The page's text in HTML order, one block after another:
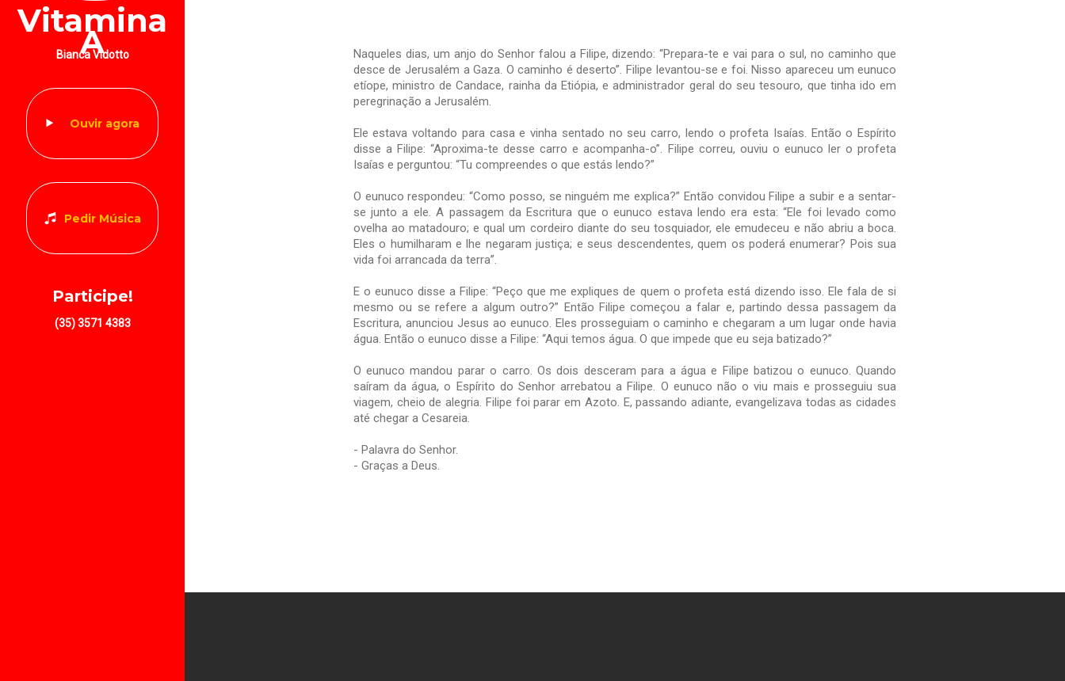
Vitamina
A
Bianca Vidotto
Ouvir agora
Pedir Música
Participe!
(35) 3571 4383
Naqueles dias, um anjo do Senhor falou a Filipe, dizendo: “Prepara-te e vai para o sul, no caminho que
desce de Jerusalém a Gaza. O caminho é deserto”. Filipe levantou-se e foi. Nisso apareceu um eunuco
etíope, ministro de Candace, rainha da Etiópia, e administrador geral do seu tesouro, que tinha ido em
peregrinação a Jerusalém.
Ele estava voltando para casa e vinha sentado no seu carro, lendo o profeta Isaías. Então o Espírito
disse a Filipe: “Aproxima-te desse carro e acompanha-o”. Filipe correu, ouviu o eunuco ler o profeta
Isaías e perguntou: “Tu compreendes o que estás lendo?”
O eunuco respondeu: “Como posso, se ninguém me explica?” Então convidou Filipe a subir e a sentar-
se junto a ele. A passagem da Escritura que o eunuco estava lendo era esta: “Ele foi levado como
ovelha ao matadouro; e qual um cordeiro diante do seu tosquiador, ele emudeceu e não abriu a boca.
Eles o humilharam e lhe negaram justiça; e seus descendentes, quem os poderá enumerar? Pois sua
vida foi arrancada da terra”.
E o eunuco disse a Filipe: “Peço que me expliques de quem o profeta está dizendo isso. Ele fala de si
mesmo ou se refere a algum outro?” Então Filipe começou a falar e, partindo dessa passagem da
Escritura, anunciou Jesus ao eunuco. Eles prosseguiam o caminho e chegaram a um lugar onde havia
água. Então o eunuco disse a Filipe: “Aqui temos água. O que impede que eu seja batizado?”
O eunuco mandou parar o carro. Os dois desceram para a água e Filipe batizou o eunuco. Quando
saíram da água, o Espírito do Senhor arrebatou a Filipe. O eunuco não o viu mais e prosseguiu sua
viagem, cheio de alegria. Filipe foi parar em Azoto. E, passando adiante, evangelizava todas as cidades
até chegar a Cesareia.
- Palavra do Senhor.
- Graças a Deus.